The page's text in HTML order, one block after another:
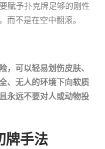
赋予扑克牌足够的刚性
而不是在空中翻滚。
可以轻易划伤皮肤、
、无人的环境下向软质
永远不要对人或动物投
牌手法